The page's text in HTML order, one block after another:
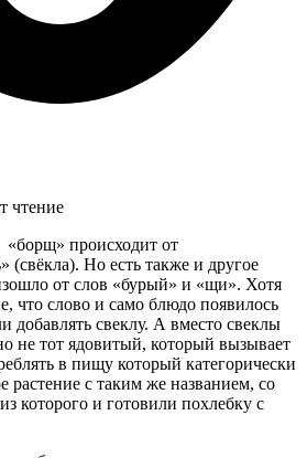
чтение
«борщ» происходит от
(свёкла). Но есть также и другое
от слов «бурый» и «щи». Хотя
что слово и само блюдо появилось
добавлять свеклу. А вместо свеклы
не тот ядовитый, который вызывает
в пищу который категорически
растение с таким же названием, со
которого и готовили похлебку с